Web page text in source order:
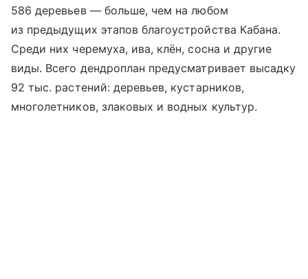
586 деревьев — больше, чем на любом
из предыдущих этапов благоустройства Кабана.
Среди них черемуха, ива, клён, сосна и другие
виды. Всего дендроплан предусматривает высадку
92 тыс. растений: деревьев, кустарников,
многолетников, злаковых и водных культур.